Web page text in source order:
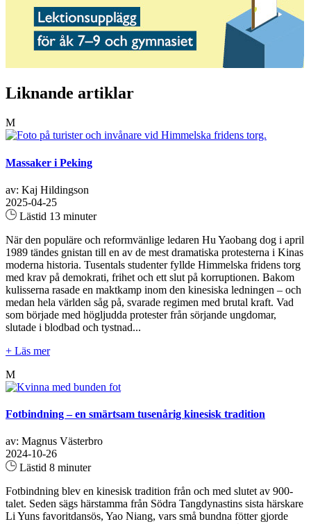
Liknande artiklar
M
Massaker i Peking
av: Kaj Hildingson
2025-04-25
Lästid 13 minuter
När den populäre och reformvänlige ledaren Hu Yaobang dog i april
1989 tändes gnistan till en av de mest dramatiska protesterna i Kinas
moderna historia. Tusentals studenter fyllde Himmelska fridens torg
med krav på demokrati, frihet och ett slut på korruptionen. Bakom
kulisserna rasade en maktkamp inom den kinesiska ledningen – och
medan hela världen såg på, svarade regimen med brutal kraft. Vad
som började med högljudda protester från sörjande ungdomar,
slutade i blodbad och tystnad...
+ Läs mer
M
Fotbindning – en smärtsam tusenårig kinesisk tradition
av: Magnus Västerbro
2024-10-26
Lästid 8 minuter
Fotbindning blev en kinesisk tradition från och med slutet av 900-
talet. Seden sägs härstamma från Södra Tangdynastins sista härskare
Li Yuns favoritdansös, Yao Niang, vars små bundna fötter gjorde